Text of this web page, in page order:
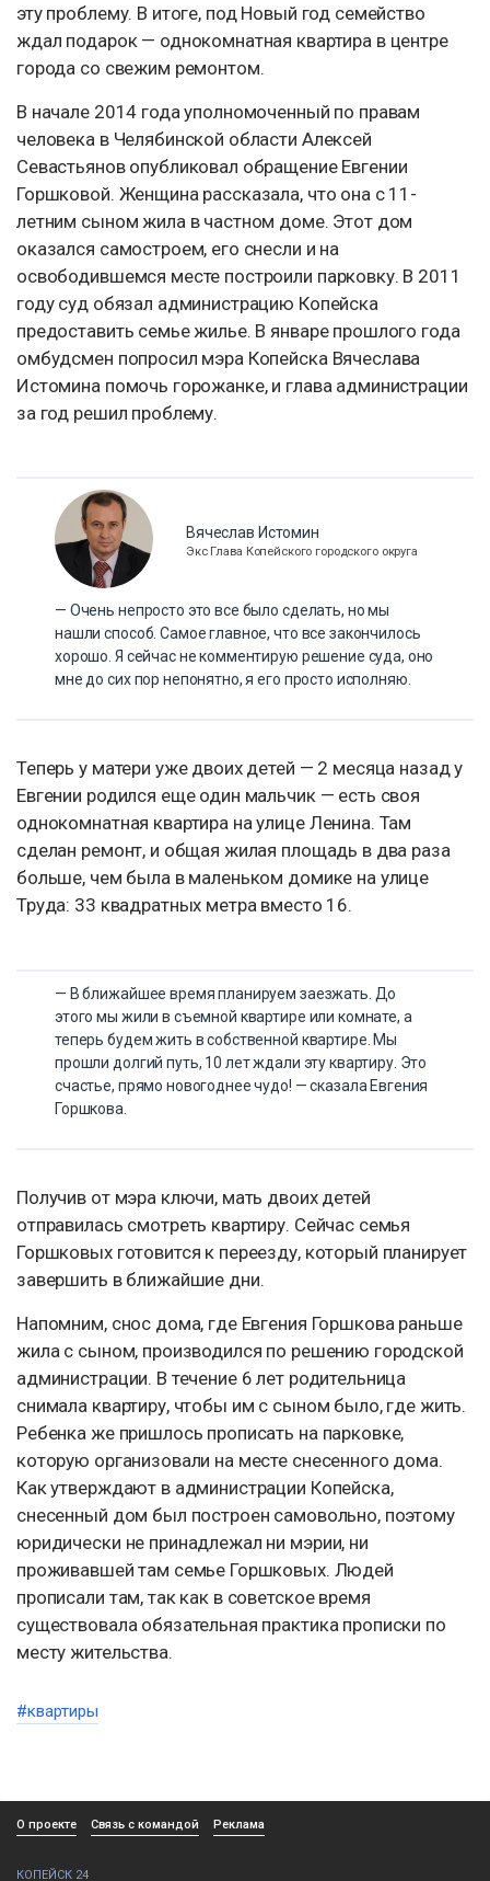
эту проблему. В итоге, под Новый год семейство
ждал подарок — однокомнатная квартира в центре
города со свежим ремонтом.
В начале 2014 года уполномоченный по правам
человека в Челябинской области Алексей
Севастьянов опубликовал обращение Евгении
Горшковой. Женщина рассказала, что она с 11-
летним сыном жила в частном доме. Этот дом
оказался самостроем, его снесли и на
освободившемся месте построили парковку. В 2011
году суд обязал администрацию Копейска
предоставить семье жилье. В январе прошлого года
омбудсмен попросил мэра Копейска Вячеслава
Истомина помочь горожанке, и глава администрации
за год решил проблему.
Вячеслав Истомин
Экс Глава Копейского городского округа
— Очень непросто это все было сделать, но мы
нашли способ. Самое главное, что все закончилось
хорошо. Я сейчас не комментирую решение суда, оно
мне до сих пор непонятно, я его просто исполняю.
Теперь у матери уже двоих детей — 2 месяца назад у
Евгении родился еще один мальчик — есть своя
однокомнатная квартира на улице Ленина. Там
сделан ремонт, и общая жилая площадь в два раза
больше, чем была в маленьком домике на улице
Труда: 33 квадратных метра вместо 16.
— В ближайшее время планируем заезжать. До
этого мы жили в съемной квартире или комнате, а
теперь будем жить в собственной квартире. Мы
прошли долгий путь, 10 лет ждали эту квартиру. Это
счастье, прямо новогоднее чудо! — сказала Евгения
Горшкова.
Получив от мэра ключи, мать двоих детей
отправилась смотреть квартиру. Сейчас семья
Горшковых готовится к переезду, который планирует
завершить в ближайшие дни.
Напомним, снос дома, где Евгения Горшкова раньше
жила с сыном, производился по решению городской
администрации. В течение 6 лет родительница
снимала квартиру, чтобы им с сыном было, где жить.
Ребенка же пришлось прописать на парковке,
которую организовали на месте снесенного дома.
Как утверждают в администрации Копейска,
снесенный дом был построен самовольно, поэтому
юридически не принадлежал ни мэрии, ни
проживавшей там семье Горшковых. Людей
прописали там, так как в советское время
существовала обязательная практика прописки по
месту жительства.
#квартиры
О проекте Связь с командой Реклама
КОПЕЙСК 24